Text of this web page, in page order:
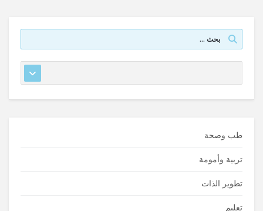
طب وصحة
تربية وأمومة
تطوير الذات
تعليم